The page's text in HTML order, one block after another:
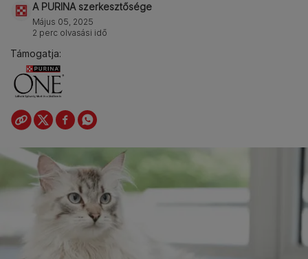
A PURINA szerkesztősége
Május 05, 2025
2 perc olvasási idő
Támogatja: